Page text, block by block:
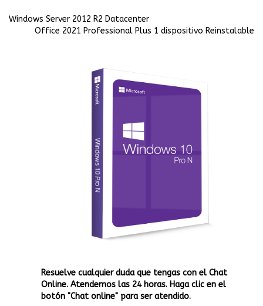
Windows Server 2012 R2 Datacenter
Office 2021 Professional Plus 1 dispositivo Reinstalable
Resuelve cualquier duda que tengas con el Chat
Online. Atendemos las 24 horas. Haga clic en el
botón "Chat online" para ser atendido.